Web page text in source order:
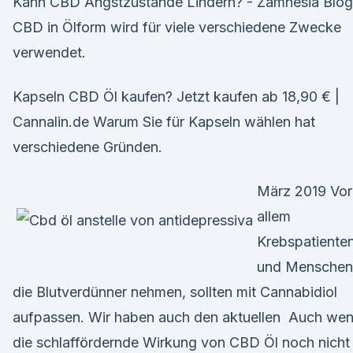
CBD in Ölform wird für viele verschiedene Zwecke
verwendet.
Kapseln CBD Öl kaufen? Jetzt kaufen ab 18,90 € |
Cannalin.de Warum Sie für Kapseln wählen hat
verschiedene Gründen.
März 2019 Vor
allem
und
die Blutverdünner nehmen, sollten mit Cannabidiol
aufpassen. Wir haben auch den aktuellen Auch
die schlaffördernde Wirkung von CBD Öl noch nicht